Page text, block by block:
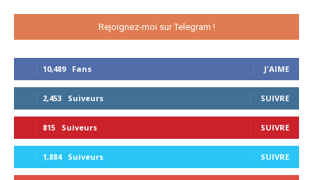
Rejoignez-moi sur Telegram !
10,489 Fans J'AIME
2,453 Suiveurs SUIVRE
815 Suiveurs SUIVRE
1,884 Suiveurs SUIVRE